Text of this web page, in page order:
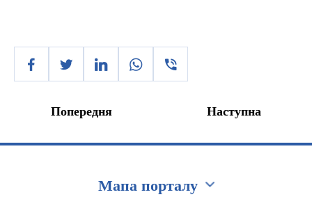
Попередня Наступна
Мапа порталу